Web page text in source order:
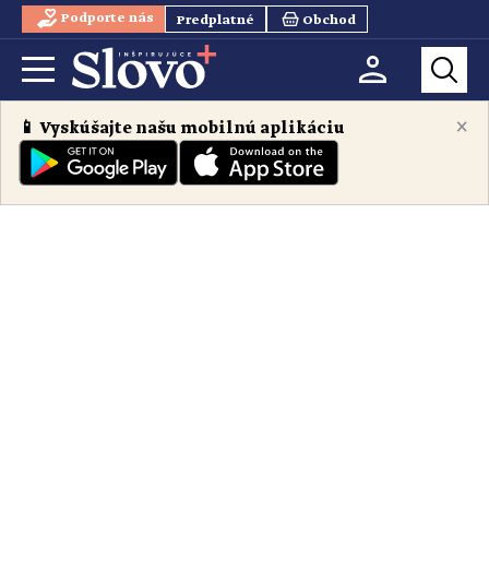
Podporte nás Predplatné Obchod
×
📱 Vyskúšajte našu mobilnú aplikáciu